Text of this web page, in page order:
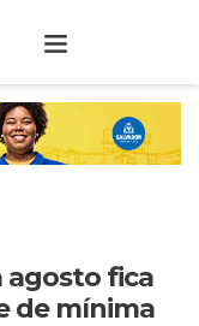
agosto fica
de mínima